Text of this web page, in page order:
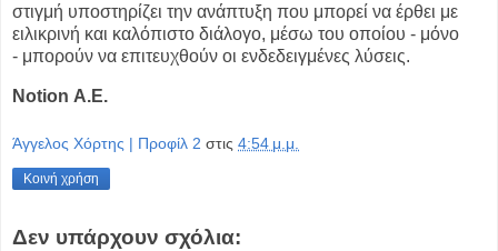
στιγμή υποστηρίζει την ανάπτυξη που μπορεί να έρθει με
ειλικρινή και καλόπιστο διάλογο, μέσω του οποίου - μόνο
- μπορούν να επιτευχθούν οι ενδεδειγμένες λύσεις.
Notion Α.Ε.
Άγγελος Χόρτης | Προφίλ 2 στις 4:54 μ.μ.
Κοινή χρήση
Δεν υπάρχουν σχόλια: